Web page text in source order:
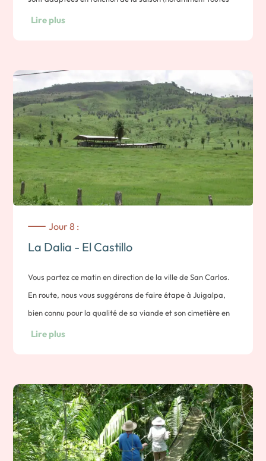
les activités liées au café). Voici une idée de ce qui vous sera
– tour à la cascada del Eden,
– suivi du processus de nettoyage du café exploité sur la
propriété
– découverte de la plantation de café et participation à la
cueillette
– randonnée sur les sentiers Bejuco et Matapalo
– visite de la serre aux papillons ou du vivarium de
grenouilles
voiture)
Nuit dans un EcoLodge
Lire plus
Jour 8 :
La Dalia - El Castillo
Vous partez ce matin en direction de la ville de San Carlos.
En route, nous vous suggérons de faire étape à Juigalpa,
bien connu pour la qualité de sa viande et son cimetière en
étages.
Arrivée à El Castillo, installation à l’hôtel et fin de journée
libre.
Note : environ 2 heures de bateau.
Lire plus